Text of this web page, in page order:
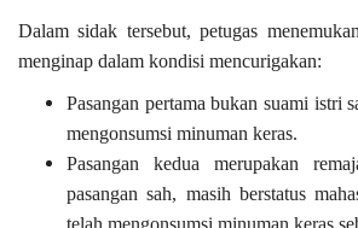
Dalam sidak tersebut, petugas
menginap dalam kondisi mencurigakan:
Pasangan pertama bukan suami istri
mengonsumsi minuman keras.
Pasangan kedua merupakan
pasangan sah, masih berstatus
telah mengonsumsi minuman keras